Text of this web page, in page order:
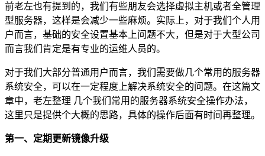
前老左也有提到的，我们有些朋友会选择虚拟主机或者全管理
型服务器，这样是会减少一些麻烦。实际上，对于我们个人用
户而言，基础的安全设置基本上问题不大，但是对于大型公司
而言我们肯定是有专业的运维人员的。
对于我们大部分普通用户而言，我们需要做几个常用的服务器
系统安全，可以在一定程度上解决系统安全的问题。在这篇文
章中，老左整理 几个我们常用的服务器系统安全操作办法，
这里只是提供个大概的思路，具体的操作后面有时间再整理。
第一、定期更新镜像升级